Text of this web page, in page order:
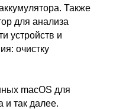
Также
для анализа
устройств и
очистку
macOS для
и так далее.